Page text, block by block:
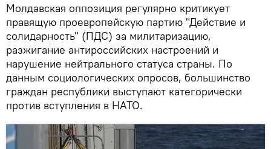
Молдавская оппозиция регулярно критикует
правящую проевропейскую партию "Действие и
солидарность" (ПДС) за милитаризацию,
разжигание антироссийских настроений и
нарушение нейтрального статуса страны. По
данным социологических опросов, большинство
граждан республики выступают категорически
против вступления в НАТО.